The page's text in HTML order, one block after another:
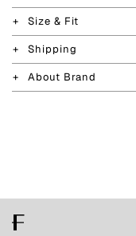
Size & Fit
Shipping
About Brand